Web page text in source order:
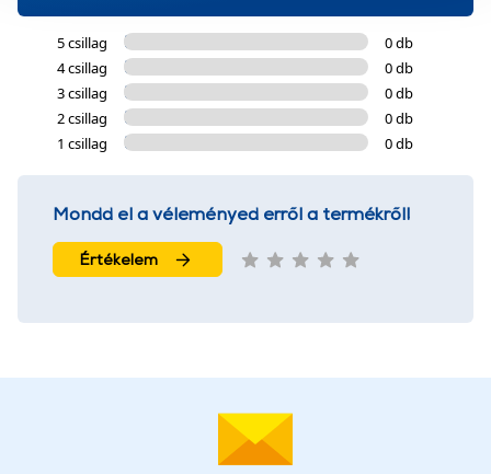
használatával Ön elfogadja a cookie-k használatát.
További információk:
Adatvédelem
5 csillag
0 db
4 csillag
0 db
3 csillag
0 db
2 csillag
0 db
1 csillag
0 db
Mondd el a véleményed erről a termékről!
Értékelem